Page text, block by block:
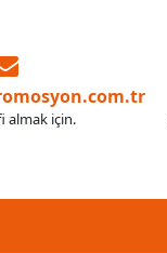
almak için.